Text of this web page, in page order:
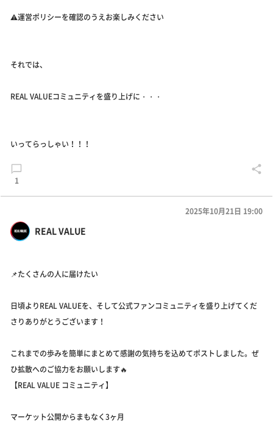
⚠️運営ポリシーを確認のうえお楽しみください
それでは、
REAL VALUEコミュニティを盛り上げに・・・
いってらっしゃい！！！
1
REAL VALUE
2025年10月21日 19:00
📌たくさんの人に届けたい
日頃よりREAL VALUEを、そして公式ファンコミュニティを盛り上げてくだ
さりありがとうございます！
これまでの歩みを簡単にまとめて感謝の気持ちを込めてポストしました。ぜ
ひ拡散へのご協力をお願いします🔥
【REAL VALUE コミュニティ】
マーケット公開からまもなく3ヶ月